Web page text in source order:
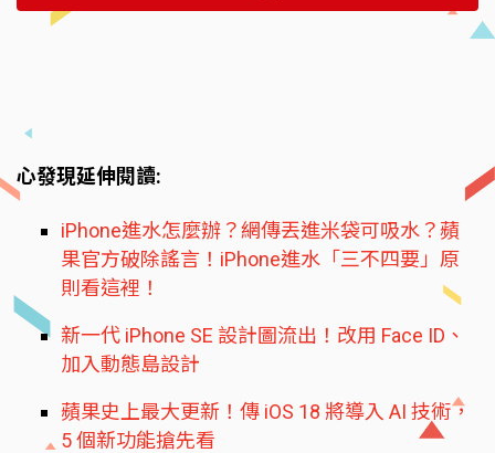
心發現延伸閱讀:
iPhone進水怎麼辦？網傳丟進米袋可吸水？蘋
果官方破除謠言！iPhone進水「三不四要」原
則看這裡！
新一代 iPhone SE 設計圖流出！改用 Face ID、
加入動態島設計
蘋果史上最大更新！傳 iOS 18 將導入 AI 技術，
5 個新功能搶先看